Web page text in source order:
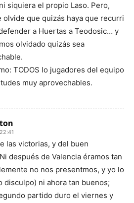
siquiera el propio Laso. Pero,
olvide que quizás haya que recurri
a Huertas a Teodosic… y
olvidado quizás sea
TODOS lo jugadores del equipo
muy aprovechables.
las victorias, y del buen
después de Valencia éramos tan
no nos presentmos, y yo lo
disculpo) ni ahora tan buenos;
partido duro el viernes y